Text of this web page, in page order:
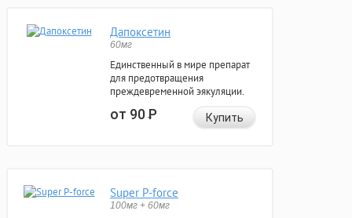
Дапоксетин
60мг
Единственный в мире препарат
для предотвращения
преждевременной эякуляции.
от 90Р Купить
Super P-force
100мг + 60мг